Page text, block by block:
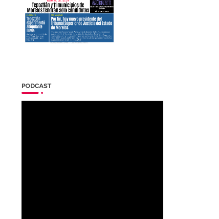
PODCAST